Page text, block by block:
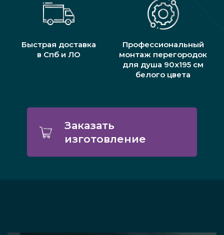
Быстрая доставка
в Спб и ЛО
Профессиональный
монтаж перегородок
для душа 90х195 см
белого цвета
Заказать
изготовление